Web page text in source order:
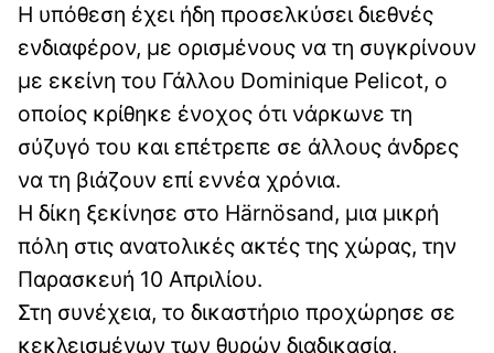
Η υπόθεση έχει ήδη προσελκύσει διεθνές
ενδιαφέρον, με ορισμένους να τη συγκρίνουν
με εκείνη του Γάλλου Dominique Pelicot, ο
οποίος κρίθηκε ένοχος ότι νάρκωνε τη
σύζυγό του και επέτρεπε σε άλλους άνδρες
να τη βιάζουν επί εννέα χρόνια.
Η δίκη ξεκίνησε στο Härnösand, μια μικρή
πόλη στις ανατολικές ακτές της χώρας, την
Παρασκευή 10 Απριλίου.
Στη συνέχεια, το δικαστήριο προχώρησε σε
κεκλεισμένων των θυρών διαδικασία,